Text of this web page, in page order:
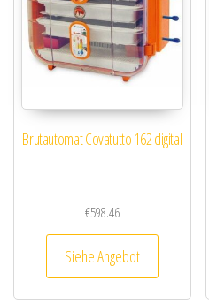
Brutautomat Covatutto 162 digital
€598.46
Siehe Angebot